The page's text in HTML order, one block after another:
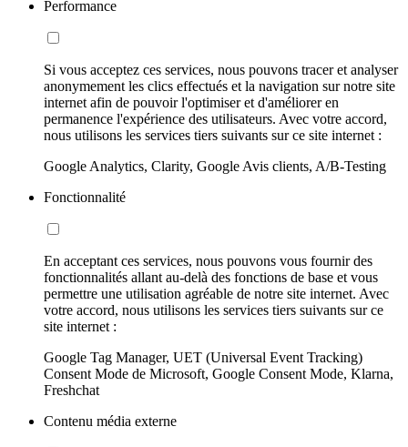
Performance
Si vous acceptez ces services, nous pouvons tracer et analyser
anonymement les clics effectués et la navigation sur notre site
internet afin de pouvoir l'optimiser et d'améliorer en
permanence l'expérience des utilisateurs. Avec votre accord,
nous utilisons les services tiers suivants sur ce site internet :
Google Analytics, Clarity, Google Avis clients, A/B-Testing
Fonctionnalité
En acceptant ces services, nous pouvons vous fournir des
fonctionnalités allant au-delà des fonctions de base et vous
permettre une utilisation agréable de notre site internet. Avec
votre accord, nous utilisons les services tiers suivants sur ce
site internet :
Google Tag Manager, UET (Universal Event Tracking)
Consent Mode de Microsoft, Google Consent Mode, Klarna,
Freshchat
Contenu média externe